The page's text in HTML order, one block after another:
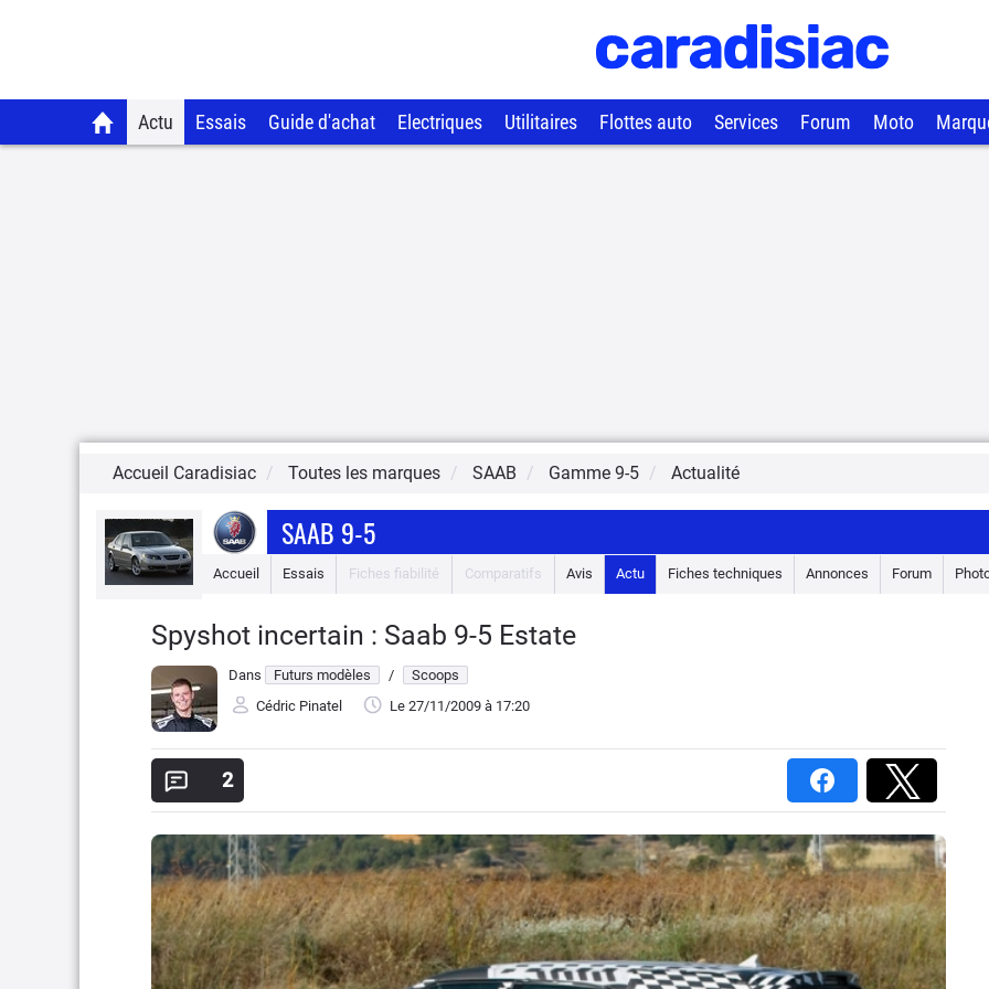
Actu Essais Guide d'achat Electriques Utilitaires Flottes auto Services Forum Moto
Accueil Caradisiac Toutes les marques SAAB Gamme 9-5 Actualité
SAAB 9-5
Accueil Essais Fiches fiabilité Comparatifs Avis Actu Fiches techniques Annonces Forum
Spyshot incertain : Saab 9-5 Estate
Dans Futurs modèles /
Scoops
Cédric Pinatel
Le 27/11/2009 à 17:20
2